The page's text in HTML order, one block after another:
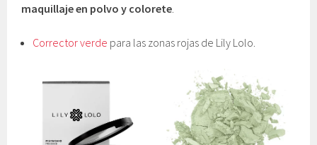
maquillaje en polvo y colorete.
Corrector verde para las zonas rojas de Lily Lolo.